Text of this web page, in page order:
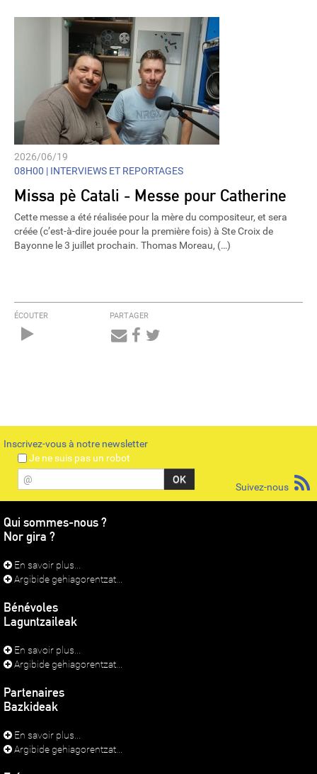
2026/06/19
08H00 | INTERVIEWS ET REPORTAGES
Missa pè Catali - Messe pour Catherine
Cette messe a été réalisée pour la mère du compositeur, et sera
créée (c’est-à-dire jouée pour la première fois) à Ste Croix de
Bayonne le 3 juillet prochain. Thomas Moreau, (…)
ÉCOUTER PARTAGER
Inscrivez-vous à notre newsletter
Je ne suis pas un robot
@
Suivez-nous
Qui sommes-nous ?
Nor gira ?
En savoir plus...
Argibide gehiagorentzat...
Bénévoles
Laguntzaileak
En savoir plus...
Argibide gehiagorentzat...
Partenaires
Bazkideak
En savoir plus...
Argibide gehiagorentzat...